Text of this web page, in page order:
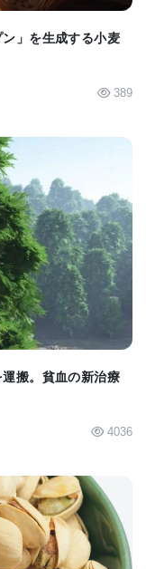
者（ポルトガ
ランスポゾンを
ている。トラ
異なる領域にラ
から“ジャンピン
伝子機能を妨げ
ている。精子で
がメチル基を失
いたが、種子胚
化されていたこ
クレオチド）と
チド）の蓄積と
化の損失および
」を生成する小麦
389
搬。貧血の新治療
4036